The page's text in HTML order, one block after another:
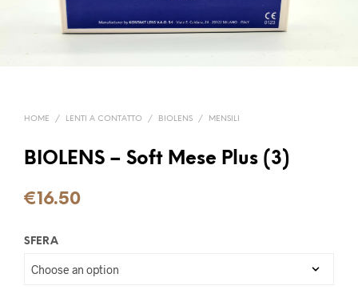
HOME / LENTI A CONTATTO / BIOLENS / MENSILI
BIOLENS – Soft Mese Plus (3)
€16.50
SFERA